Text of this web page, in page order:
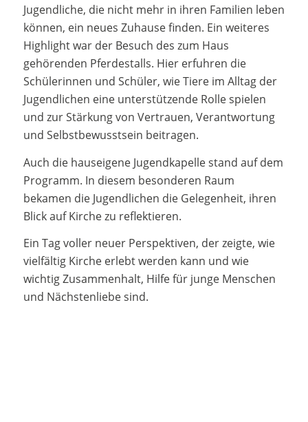
Jugendliche, die nicht mehr in ihren Familien leben
können, ein neues Zuhause finden. Ein weiteres
Highlight war der Besuch des zum Haus
gehörenden Pferdestalls. Hier erfuhren die
Schülerinnen und Schüler, wie Tiere im Alltag der
Jugendlichen eine unterstützende Rolle spielen
und zur Stärkung von Vertrauen, Verantwortung
und Selbstbewusstsein beitragen.
Auch die hauseigene Jugendkapelle stand auf dem
Programm. In diesem besonderen Raum
bekamen die Jugendlichen die Gelegenheit, ihren
Blick auf Kirche zu reflektieren.
Ein Tag voller neuer Perspektiven, der zeigte, wie
vielfältig Kirche erlebt werden kann und wie
wichtig Zusammenhalt, Hilfe für junge Menschen
und Nächstenliebe sind.